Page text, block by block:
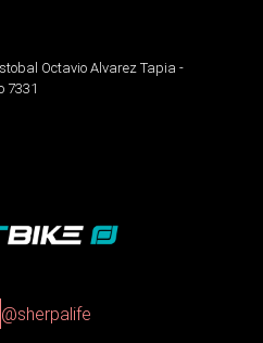
Octavio Alvarez Tapia -
7331
@sherpalife